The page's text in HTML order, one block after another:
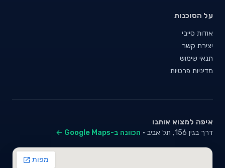
על הסוכנות
אודות סייבי
יצירת קשר
תנאי שימוש
מדיניות פרטיות
איפה למצוא אותנו
דרך בגין 156, תל אביב · הכוונה ב-Google Maps ←